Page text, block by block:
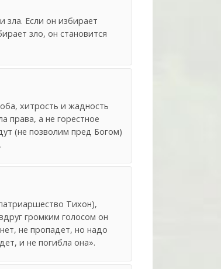
зла. Если он избирает
зло, он становится
хитрость и жадность
права, а не горестное
(не позволим пред Богом)
Тихон),
громким голосом он
не пропадет, но надо
и не погибла она».